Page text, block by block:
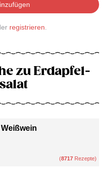
registrieren
zu Erdapfel-
Weißwein
(8717 Rezepte)